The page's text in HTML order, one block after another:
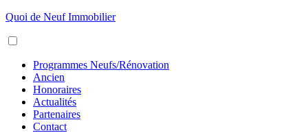
Aller
contenu
Quoi de Neuf Immobilier
Programmes Neufs/Rénovation
Ancien
Honoraires
Actualités
Partenaires
Contact